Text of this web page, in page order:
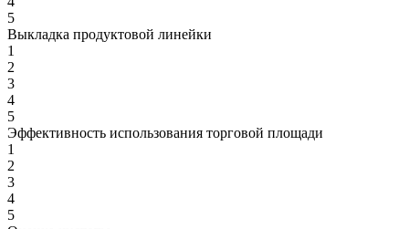
5
Выкладка продуктовой линейки
1
2
3
4
5
Эффективность использования торговой площади
1
2
3
4
5